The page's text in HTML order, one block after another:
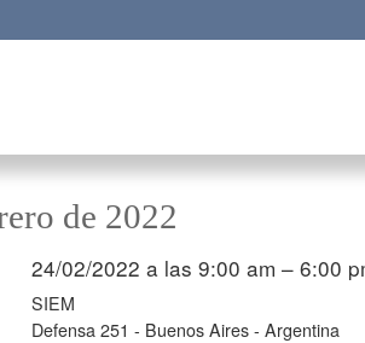
de 2022
24/02/2022 a las 9:00 am – 6:00
SIEM
Defensa 251 - Buenos Aires - Argentina